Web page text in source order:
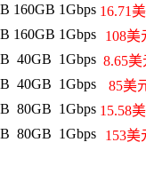
160GB 1Gbps 16.71
160GB 1Gbps 108美
40GB 1Gbps 8.65美
40GB 1Gbps 85美
80GB 1Gbps 15.58
80GB 1Gbps 153美